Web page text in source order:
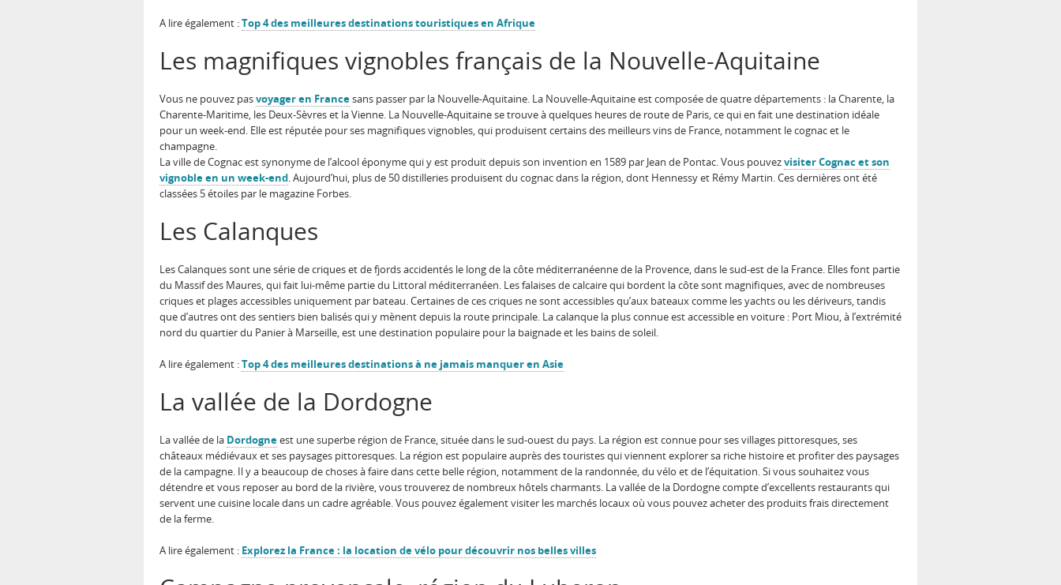
A lire également :Top 4 des meilleures destinations touristiques en Afrique
Les magnifiques vignobles français de la Nouvelle-Aquitaine
Vous ne pouvez pasvoyager en Francesans passer par la Nouvelle-Aquitaine. La Nouvelle-Aquitaine est composée de quatre départements : la Charente, la
Charente-Maritime, les Deux-Sèvres et la Vienne. La Nouvelle-Aquitaine se trouve à quelques heures de route de Paris, ce qui en fait une destination idéale
pour un week-end. Elle est réputée pour ses magnifiques vignobles, qui produisent certains des meilleurs vins de France, notamment le cognac et le
champagne.
La ville de Cognac est synonyme de l’alcool éponyme qui y est produit depuis son invention en 1589 par Jean de Pontac. Vous pouvezvisiter Cognac et son
vignoble en un week-end. Aujourd’hui, plus de 50 distilleries produisent du cognac dans la région, dont Hennessy et Rémy Martin. Ces dernières ont été
classées 5 étoiles par le magazine Forbes.
Les Calanques
Les Calanques sont une série de criques et de fjords accidentés le long de la côte méditerranéenne de la Provence, dans le sud-est de la France. Elles font partie
du Massif des Maures, qui fait lui-même partie du Littoral méditerranéen. Les falaises de calcaire qui bordent la côte sont magnifiques, avec de nombreuses
criques et plages accessibles uniquement par bateau. Certaines de ces criques ne sont accessibles qu’aux bateaux comme les yachts ou les dériveurs, tandis
que d’autres ont des sentiers bien balisés qui y mènent depuis la route principale. La calanque la plus connue est accessible en voiture : Port Miou, à l’extrémité
nord du quartier du Panier à Marseille, est une destination populaire pour la baignade et les bains de soleil.
A lire également :Top 4 des meilleures destinations à ne jamais manquer en Asie
La vallée de la Dordogne
La vallée de la Dordogneest une superbe région de France, située dans le sud-ouest du pays. La région est connue pour ses villages pittoresques, ses
châteaux médiévaux et ses paysages pittoresques. La région est populaire auprès des touristes qui viennent explorer sa riche histoire et profiter des paysages
de la campagne. Il y a beaucoup de choses à faire dans cette belle région, notamment de la randonnée, du vélo et de l’équitation. Si vous souhaitez vous
détendre et vous reposer au bord de la rivière, vous trouverez de nombreux hôtels charmants. La vallée de la Dordogne compte d’excellents restaurants qui
servent une cuisine locale dans un cadre agréable. Vous pouvez également visiter les marchés locaux où vous pouvez acheter des produits frais directement
de la ferme.
A lire également : Explorez la France : la location de vélo pour découvrir nos belles villes